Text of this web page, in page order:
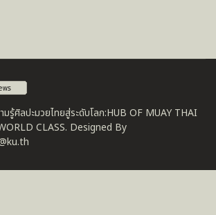
รู้ศิลปะมวยไทยสู่ระดับโลก:HUB OF MUAY THAI
CLASS. Designed By